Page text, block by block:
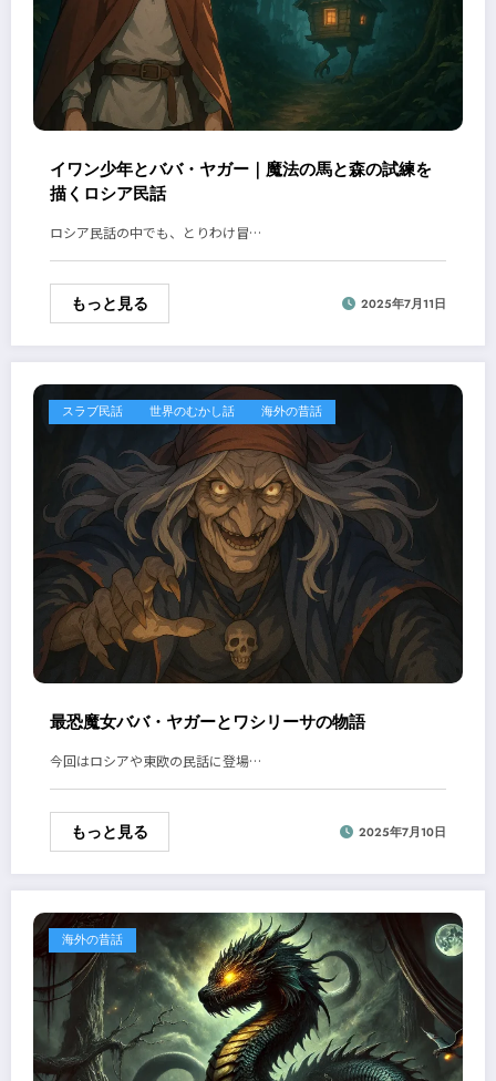
イワン少年とババ・ヤガー｜魔法の馬と森の試練を
描くロシア民話
ロシア民話の中でも、とりわけ冒…
もっと見る 2025年7月11日
スラブ民話 世界のむかし話 海外の昔話
最恐魔女ババ・ヤガーとワシリーサの物語
今回はロシアや東欧の民話に登場…
もっと見る 2025年7月10日
海外の昔話